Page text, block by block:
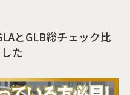
とGLB総チェック比
た